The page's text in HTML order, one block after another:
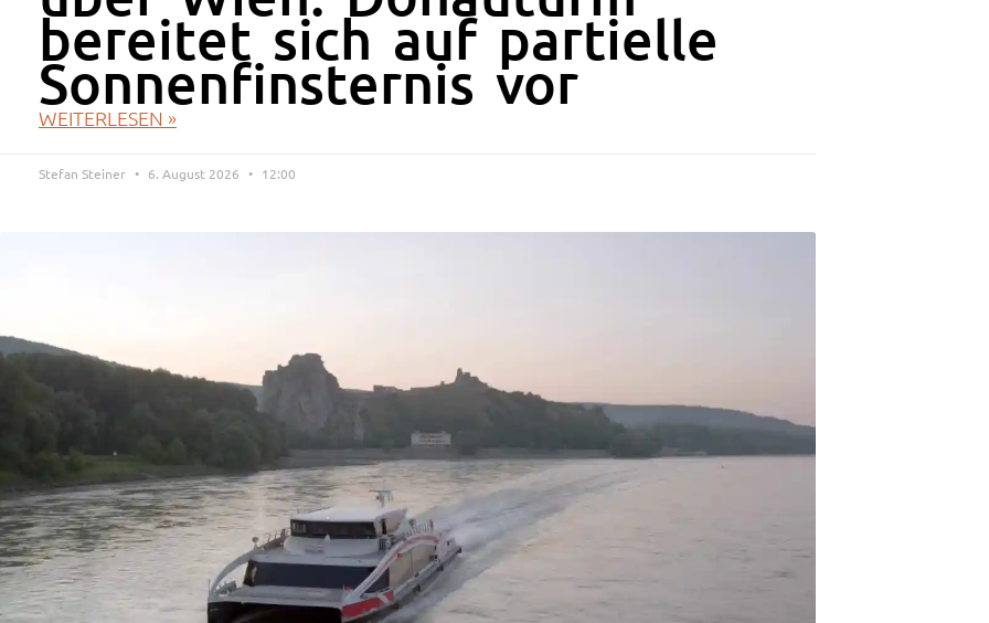
bereitet sich auf partielle
Sonnenfinsternis vor
WEITERLESEN »
Stefan Steiner 6. August 2026 12:00